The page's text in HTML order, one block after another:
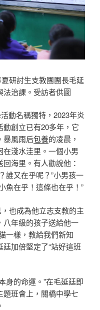
研討生支教團團長毛延
治課。受訪者供圖
動名稱獨特，2023年炎
創立已有20多年，它
暴風雨后包養的凌晨，
淺水洼里。一個小男
海里。有人勸說他：
誰又在乎呢？”小男孩一
魚在乎！這條也在乎！”
也成為他立志支教的主
八年級的孩子送給他一
一樣，教給我們新知
廷加倍堅定了“站好這班
身的命運。”在毛延廷即
班會上，關橋中學七